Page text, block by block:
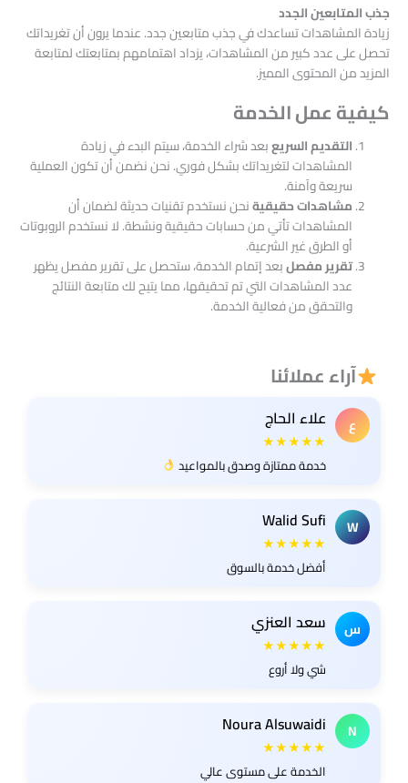
جذب المتابعين الجدد
زيادة المشاهدات تساعدك في جذب متابعين جدد. عندما يرون أن تغريداتك
تحصل على عدد كبير من المشاهدات، يزداد اهتمامهم بمتابعتك لمتابعة
المزيد من المحتوى المميز.
كيفية عمل الخدمة
التقديم السريعبعد شراء الخدمة، سيتم البدء في زيادة
المشاهدات لتغريداتك بشكل فوري. نحن نضمن أن تكون العملية
سريعة وآمنة.
مشاهدات حقيقيةنحن نستخدم تقنيات حديثة لضمان أن
المشاهدات تأتي من حسابات حقيقية ونشطة. لا نستخدم الروبوتات
أو الطرق غير الشرعية.
تقرير مفصلبعد إتمام الخدمة، ستحصل على تقرير مفصل يظهر
عدد المشاهدات التي تم تحقيقها، مما يتيح لك متابعة النتائج
والتحقق من فعالية الخدمة.
آراء عملائنا
ع علاء الحاج
★★★★★
خدمة ممتازة وصدق بالمواعيد
W
Walid Sufi
★★★★★
أفضل خدمة بالسوق
س سعد العنزي
★★★★★
شي ولا أروع
N
Noura Alsuwaidi
★★★★★
الخدمة على مستوى عالي